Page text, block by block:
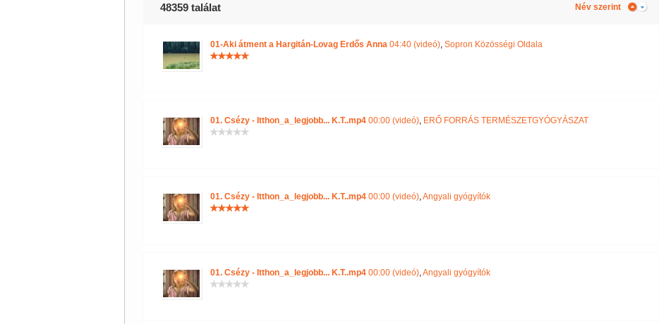
48359 találat Név szerint
01-Aki átment a Hargitán-Lovag Erdős Anna04:40 (videó), Sopron Közösségi Oldala
01. Csézy - Itthon_a_legjobb... K.T..mp400:00 (videó), ERŐ FORRÁS TERMÉSZETGYÓGYÁSZAT
01. Csézy - Itthon_a_legjobb... K.T..mp400:00 (videó),Angyali gyógyítók
01. Csézy - Itthon_a_legjobb... K.T..mp400:00 (videó),Angyali gyógyítók